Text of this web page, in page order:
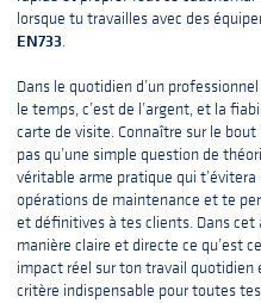
lorsque tu travailles avec des
EN733.
Dans le quotidien d’un
le temps, c’est de l’argent, et la
carte de visite. Connaître sur le
pas qu’une simple question de
véritable arme pratique qui
opérations de maintenance et te
et définitives à tes clients. Dans cet
manière claire et directe ce qu’est
impact réel sur ton travail
critère indispensable pour toutes